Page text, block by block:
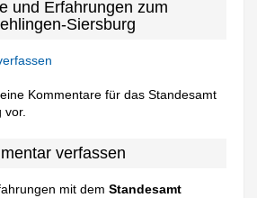
und Erfahrungen zum
Siersburg
Kommentare für das Standesamt
vor.
verfassen
mit demStandesamt